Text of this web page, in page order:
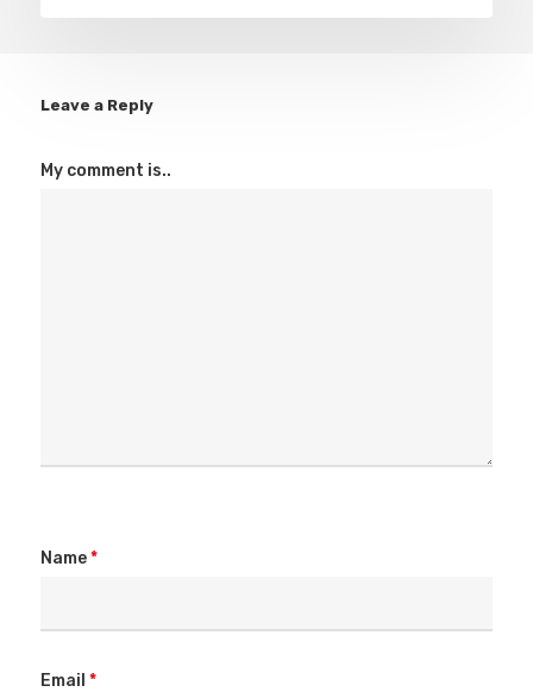
Leave a Reply
My comment is..
Name*
Email *